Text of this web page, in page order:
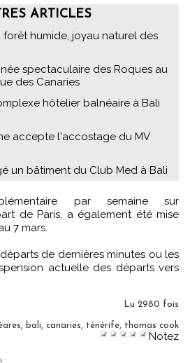
ARTICLES
forêt humide, joyau naturel des
spectaculaire des Roques au
des Canaries
hôtelier balnéaire à Bali
accepte l'accostage du MV
un bâtiment du Club Med à Bali
de Paris, a également été mise
7 mars.
de dernières minutes ou les
actuelle des départs vers
Lu 2980 fois
, bali, canaries, ténérife, thomas cook
Notez